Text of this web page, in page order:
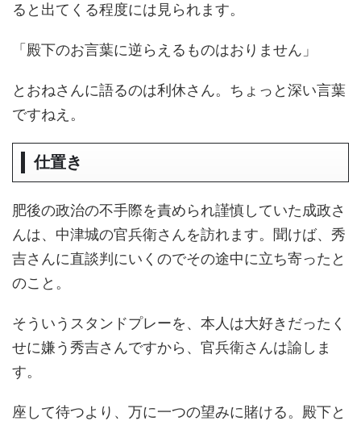
ると出てくる程度には見られます。
「殿下のお言葉に逆らえるものはおりません」
とおねさんに語るのは利休さん。ちょっと深い言葉
ですねえ。
仕置き
肥後の政治の不手際を責められ謹慎していた成政さ
んは、中津城の官兵衛さんを訪れます。聞けば、秀
吉さんに直談判にいくのでその途中に立ち寄ったと
のこと。
そういうスタンドプレーを、本人は大好きだったく
せに嫌う秀吉さんですから、官兵衛さんは諭しま
す。
座して待つより、万に一つの望みに賭ける。殿下と